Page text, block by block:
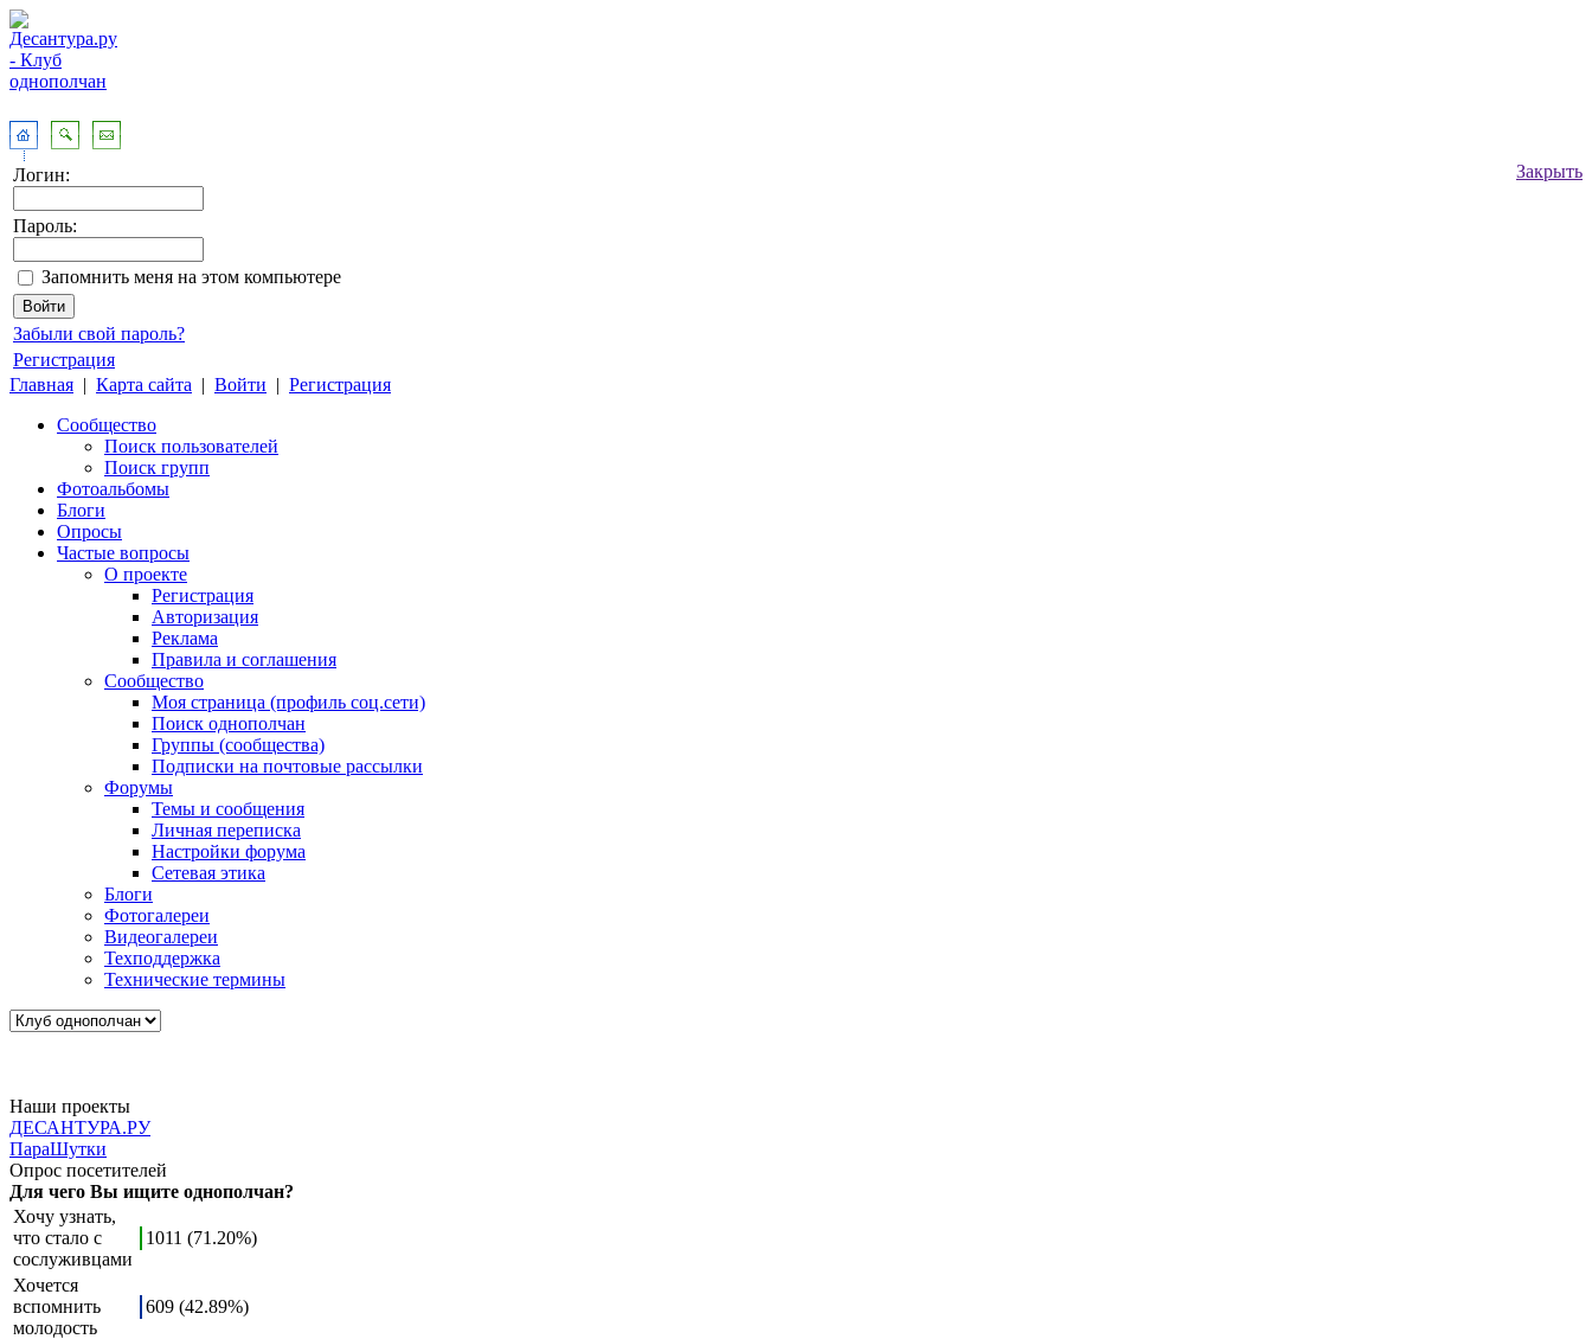
Закрыть
Логин:
Пароль:
Запомнить меня на этом компьютере
Забыли свой пароль?
Регистрация
Главная | Карта сайта | Войти | Регистрация
Сообщество
Поиск пользователей
Поиск групп
Фотоальбомы
Блоги
Опросы
Частые вопросы
О проекте
Регистрация
Авторизация
Реклама
Правила и соглашения
Сообщество
Моя страница (профиль соц.сети)
Поиск однополчан
Группы (сообщества)
Подписки на почтовые рассылки
Форумы
Темы и сообщения
Личная переписка
Настройки форума
Сетевая этика
Блоги
Фотогалереи
Видеогалереи
Техподдержка
Технические термины
Наши проекты
ДЕСАНТУРА.РУ
ПараШутки
Опрос посетителей
Для чего Вы ищите однополчан?
Хочу узнать,
что стало с
сослуживцами
1011 (71.20%)
Хочется
вспомнить
молодость
609 (42.89%)